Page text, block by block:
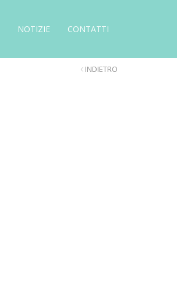
NOTIZIE CONTATTI
INDIETRO